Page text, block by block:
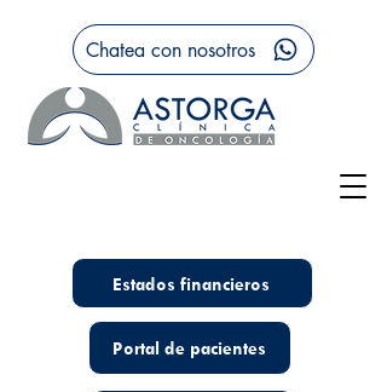
Estados financieros
Portal de pacientes
Chatea con nosotros